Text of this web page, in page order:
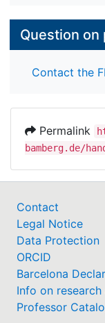
Question on
Contact the
Permalink
bamberg.de/
Contact
Legal Notice
Data Protection
ORCID
Barcelona
Info on
Professor